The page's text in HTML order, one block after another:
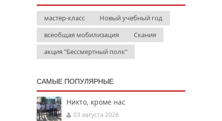
мастер-класс
Новый учебный год
всеобщая мобилизация
Скания
акция "Бессмертный полк"
САМЫЕ ПОПУЛЯРНЫЕ
Никто, кроме нас
03 августа 2026